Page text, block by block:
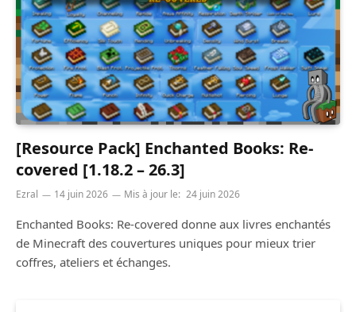
[Resource Pack] Enchanted Books: Re-
covered [1.18.2 – 26.3]
Ezral 14 juin 2026 Mis à jour le: 24 juin 2026
Enchanted Books: Re-covered donne aux livres enchantés
de Minecraft des couvertures uniques pour mieux trier
coffres, ateliers et échanges.